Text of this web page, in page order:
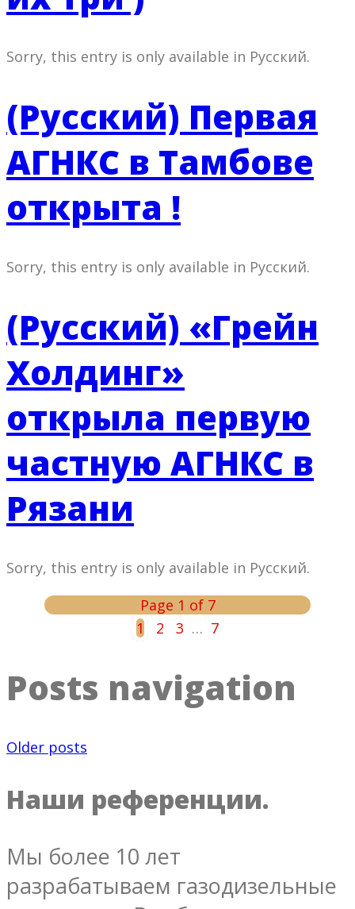
Sorry, this entry is only available in Русский.
(Русский) Первая
АГНКС в Тамбове
открыта !
Sorry, this entry is only available in Русский.
(Русский) «Грейн
Холдинг»
открыла первую
частную АГНКС в
Рязани
Sorry, this entry is only available in Русский.
Page 1 of 7
1
2 3 … 7
Posts navigation
Older posts
Наши референции.
Мы более 10 лет
разрабатываем газодизельные